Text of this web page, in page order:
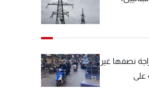
ألف دراجة نصفها غير